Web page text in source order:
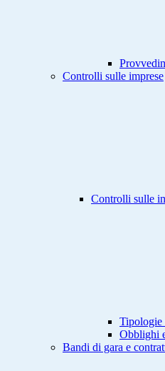
Controlli sulle imprese
Controlli sulle
Obblighi
Bandi di gara e